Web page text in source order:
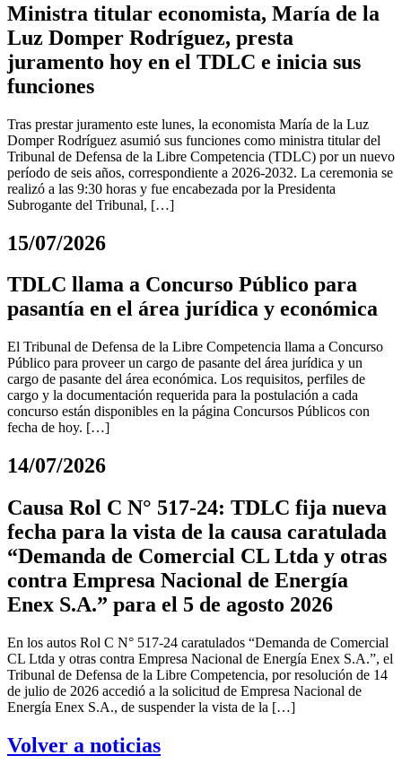
Ministra titular economista, María de la
Luz Domper Rodríguez, presta
juramento hoy en el TDLC e inicia sus
funciones
Tras prestar juramento este lunes, la economista María de la Luz
Domper Rodríguez asumió sus funciones como ministra titular del
Tribunal de Defensa de la Libre Competencia (TDLC) por un nuevo
período de seis años, correspondiente a 2026-2032. La ceremonia se
realizó a las 9:30 horas y fue encabezada por la Presidenta
Subrogante del Tribunal, […]
15/07/2026
TDLC llama a Concurso Público para
pasantía en el área jurídica y económica
El Tribunal de Defensa de la Libre Competencia llama a Concurso
Público para proveer un cargo de pasante del área jurídica y un
cargo de pasante del área económica. Los requisitos, perfiles de
cargo y la documentación requerida para la postulación a cada
concurso están disponibles en la página Concursos Públicos con
fecha de hoy. […]
14/07/2026
Causa Rol C N° 517-24: TDLC fija nueva
fecha para la vista de la causa caratulada
“Demanda de Comercial CL Ltda y otras
contra Empresa Nacional de Energía
Enex S.A.” para el 5 de agosto 2026
En los autos Rol C N° 517-24 caratulados “Demanda de Comercial
CL Ltda y otras contra Empresa Nacional de Energía Enex S.A.”, el
Tribunal de Defensa de la Libre Competencia, por resolución de 14
de julio de 2026 accedió a la solicitud de Empresa Nacional de
Energía Enex S.A., de suspender la vista de la […]
Volver a noticias